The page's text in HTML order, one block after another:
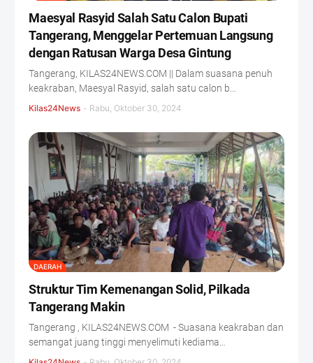
Maesyal Rasyid Salah Satu Calon Bupati
Tangerang, Menggelar Pertemuan Langsung
dengan Ratusan Warga Desa Gintung
Tangerang, KILAS24NEWS.COM || Dalam suasana penuh
keakraban, Maesyal Rasyid, salah satu calon b…
Kilas24News - Rabu, Oktober 30, 2024
DAERAH
Struktur Tim Kemenangan Solid, Pilkada
Tangerang Makin
Tangerang , KILAS24NEWS.COM - Suasana keakraban dan
semangat juang tinggi menyelimuti kediama…